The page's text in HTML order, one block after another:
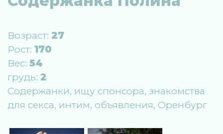
Возраст: 27
Рост: 170
Вес: 54
грудь: 2
Содержанки, ищу спонсора, знакомства
для секса, интим, объявления, Оренбург